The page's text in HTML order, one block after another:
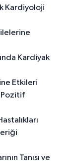
Kardiyoloji
Kardiyak
Etkileri
Pozitif
Tanısı ve